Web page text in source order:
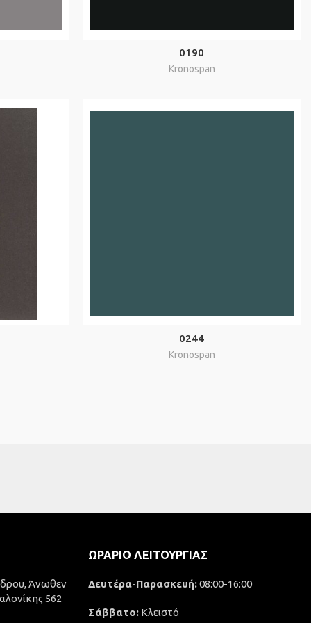
0190
Kronospan
0244
Kronospan
Άνωθεν
562
ΩΡΆΡΙΟ ΛΕΙΤΟΥΡΓΊΑΣ
Δευτέρα-Παρασκευή:08:00-16:00
Σάββατο: Κλειστό